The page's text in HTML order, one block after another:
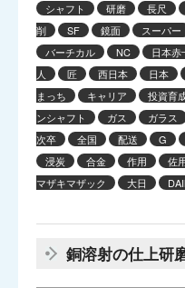
シャフト 研磨 長尺
削
SF 鏡面 スーパー
バーチカル
NC 日本赤
人
匠 西日本 日本
まっち
キャリア 投資育
ンシャフト
ガス ガラス
次卒
全国 配送 G
浸炭
合金 作用 佐
マザキマザック
大日
銅溶射の仕上研